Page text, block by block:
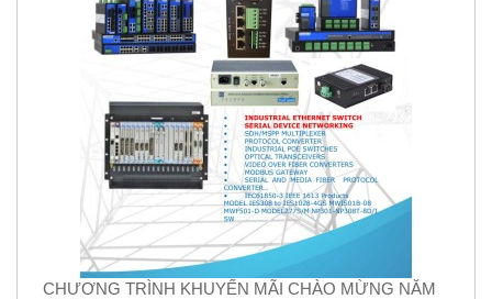
CHƯƠNG TRÌNH KHUYẾN MÃI CHÀO MỪNG NĂM